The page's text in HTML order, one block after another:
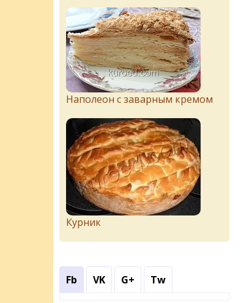
Наполеон с заварным кремом
Курник
Fb VK G+ Tw